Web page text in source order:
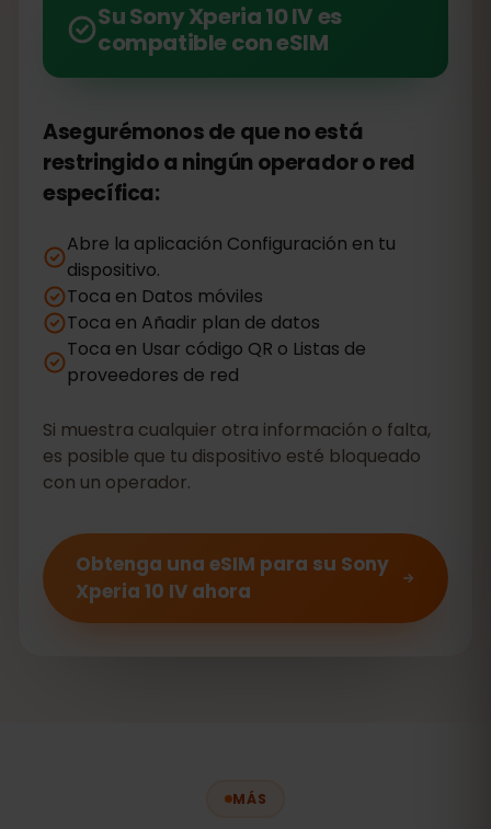
Su Sony Xperia 10 IV es
compatible con eSIM
Asegurémonos de que no está
restringido a ningún operador o red
específica:
Abre la aplicación Configuración en tu
dispositivo.
Toca en Datos móviles
Toca en Añadir plan de datos
Toca en Usar código QR o Listas de
proveedores de red
Si muestra cualquier otra información o falta,
es posible que tu dispositivo esté bloqueado
con un operador.
Obtenga una eSIM para su Sony
Xperia 10 IV ahora
MÁS